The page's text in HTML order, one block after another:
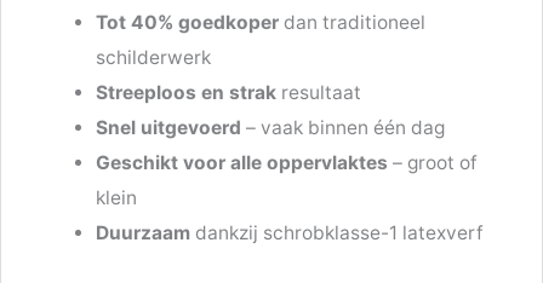
Tot 40% goedkoperdan traditioneel
schilderwerk
Streeploos en strakresultaat
Snel uitgevoerd – vaak binnen één dag
Geschikt voor alle oppervlaktes – groot of
klein
Duurzaamdankzij schrobklasse-1 latexverf